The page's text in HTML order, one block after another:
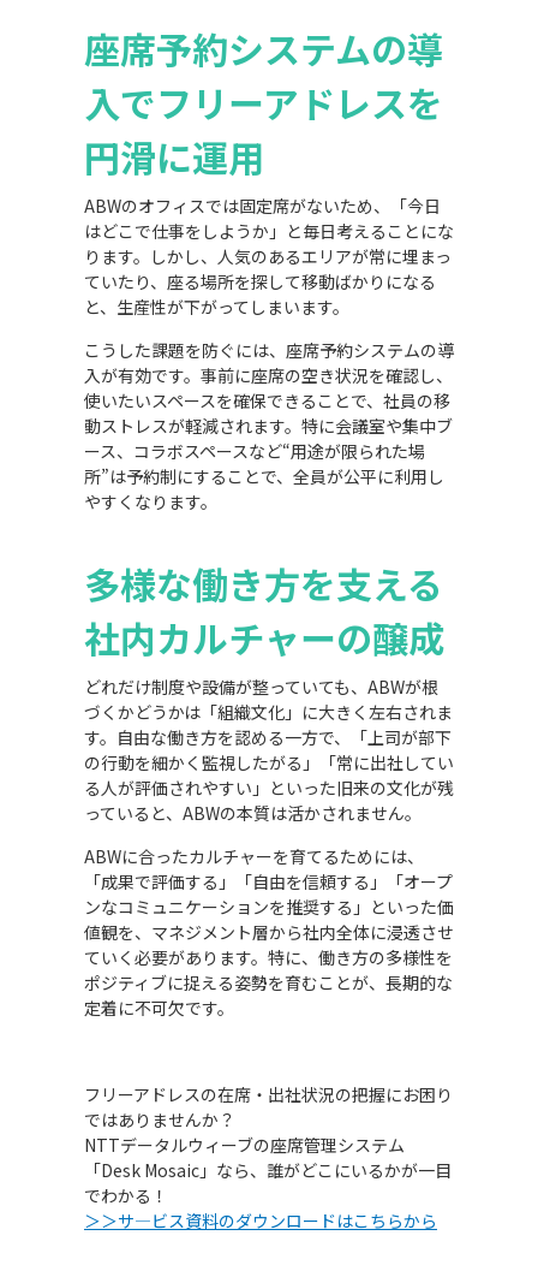
座席予約システムの導
入でフリーアドレスを
円滑に運用
ABWのオフィスでは固定席がないため、「今日
はどこで仕事をしようか」と毎日考えることにな
ります。しかし、人気のあるエリアが常に埋まっ
ていたり、座る場所を探して移動ばかりになる
と、生産性が下がってしまいます。
こうした課題を防ぐには、座席予約システムの導
入が有効です。事前に座席の空き状況を確認し、
使いたいスペースを確保できることで、社員の移
動ストレスが軽減されます。特に会議室や集中ブ
ース、コラボスペースなど“用途が限られた場
所”は予約制にすることで、全員が公平に利用し
やすくなります。
多様な働き方を支える
社内カルチャーの醸成
どれだけ制度や設備が整っていても、ABWが根
づくかどうかは「組織文化」に大きく左右されま
す。自由な働き方を認める一方で、「上司が部下
の行動を細かく監視したがる」「常に出社してい
る人が評価されやすい」といった旧来の文化が残
っていると、ABWの本質は活かされません。
ABWに合ったカルチャーを育てるためには、
「成果で評価する」「自由を信頼する」「オープ
ンなコミュニケーションを推奨する」といった価
値観を、マネジメント層から社内全体に浸透させ
ていく必要があります。特に、働き方の多様性を
ポジティブに捉える姿勢を育むことが、長期的な
定着に不可欠です。
フリーアドレスの在席・出社状況の把握にお困り
ではありませんか？
NTTデータルウィーブの座席管理システム
「Desk Mosaic」なら、誰がどこにいるかが一目
でわかる！
＞＞サ―ビス資料のダウンロードはこちらから